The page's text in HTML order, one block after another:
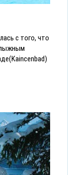
с того, что